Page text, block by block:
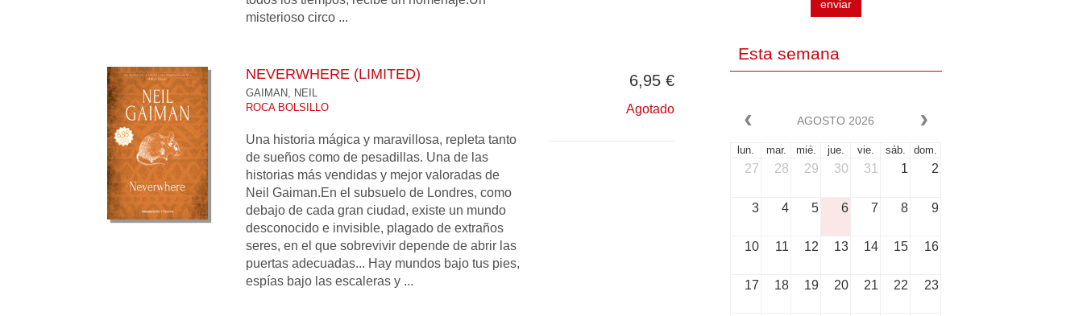
misterioso circo ...
NEVERWHERE (LIMITED)
GAIMAN, NEIL
ROCA BOLSILLO
Una historia mágica y maravillosa, repleta tanto
de sueños como de pesadillas. Una de las
historias más vendidas y mejor valoradas de
Neil Gaiman.En el subsuelo de Londres, como
debajo de cada gran ciudad, existe un mundo
desconocido e invisible, plagado de extraños
seres, en el que sobrevivir depende de abrir las
puertas adecuadas... Hay mundos bajo tus pies,
espías bajo las escaleras y ...
6,95 €
Agotado
enviar
Esta semana
AGOSTO 2026
lun. mar. mié. jue. vie. sáb. dom.
27 28 29 30 31 1 2
3 4 5 6 7 8 9
10 11 12 13 14 15 16
17 18 19 20 21 22 23